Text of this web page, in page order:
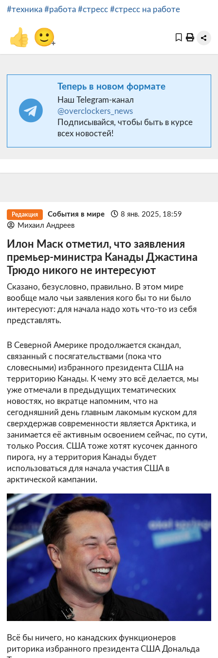
#техника #работа #стресс #стресс на работе
👍 🙂+
Теперь в новом формате
Наш Telegram-канал
@overclockers_news
Подписывайся, чтобы быть в курсе
всех новостей!
Редакция События в мире
8 янв. 2025, 18:59
Михаил Андреев
Илон Маск отметил, что заявления
премьер-министра Канады Джастина
Трюдо никого не интересуют
Сказано, безусловно, правильно. В этом мире
вообще мало чьи заявления кого бы то ни было
интересуют: для начала надо хоть что-то из себя
представлять.
В Северной Америке продолжается скандал,
связанный с посягательствами (пока что
словесными) избранного президента США на
территорию Канады. К чему это всё делается, мы
уже отмечали в предыдущих тематических
новостях, но вкратце напомним, что на
сегодняшний день главным лакомым куском для
сверхдержав современности является Арктика, и
занимается её активным освоением сейчас, по сути,
только Россия. США тоже хотят кусочек данного
пирога, ну а территория Канады будет
использоваться для начала участия США в
арктической кампании.
Всё бы ничего, но канадских функционеров
риторика избранного президента США Дональда